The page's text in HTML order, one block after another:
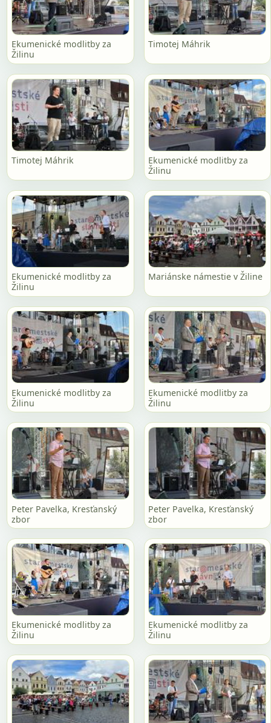
Ekumenické modlitby za
Žilinu
Timotej Máhrik
Timotej Máhrik
Ekumenické modlitby za
Žilinu
Ekumenické modlitby za
Žilinu
Mariánske námestie v Žiline
Ekumenické modlitby za
Žilinu
Ekumenické modlitby za
Žilinu
Peter Pavelka, Kresťanský
zbor
Peter Pavelka, Kresťanský
zbor
Ekumenické modlitby za
Žilinu
Ekumenické modlitby za
Žilinu